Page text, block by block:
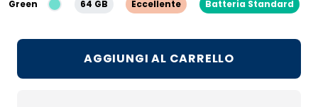
Green 64 GB Eccellente Batteria Standard
AGGIUNGI AL CARRELLO